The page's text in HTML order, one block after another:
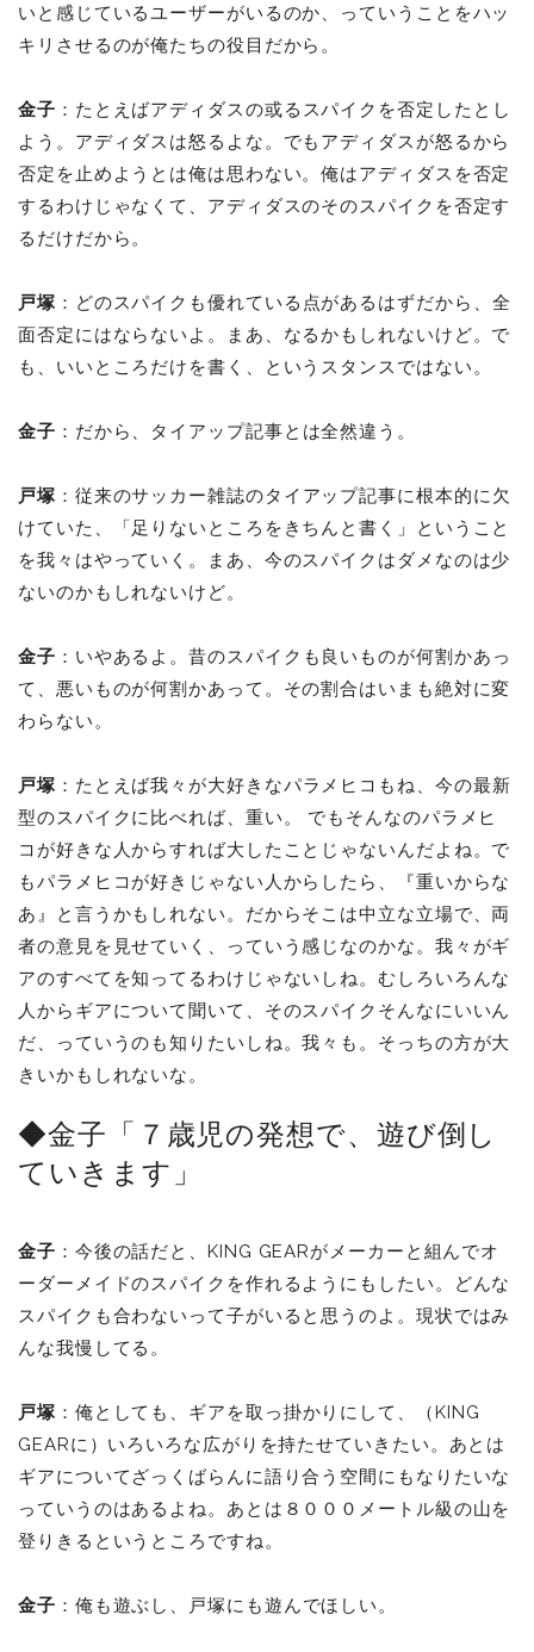
いと感じているユーザーがいるのか、っていうことをハッ
キリさせるのが俺たちの役目だから。
金子 ：たとえばアディダスの或るスパイクを否定したとし
よう。アディダスは怒るよな。でもアディダスが怒るから
否定を止めようとは俺は思わない。俺はアディダスを否定
するわけじゃなくて、アディダスのそのスパイクを否定す
るだけだから。
戸塚 ：どのスパイクも優れている点があるはずだから、全
面否定にはならないよ。まあ、なるかもしれないけど。で
も、いいところだけを書く、というスタンスではない。
金子 ：だから、タイアップ記事とは全然違う。
戸塚 ：従来のサッカー雑誌のタイアップ記事に根本的に欠
けていた、「足りないところをきちんと書く」ということ
を我々はやっていく。まあ、今のスパイクはダメなのは少
ないのかもしれないけど。
金子 ：いやあるよ。昔のスパイクも良いものが何割かあっ
て、悪いものが何割かあって。その割合はいまも絶対に変
わらない。
戸塚 ：たとえば我々が大好きなパラメヒコもね、今の最新
型のスパイクに比べれば、重い。 でもそんなのパラメヒ
コが好きな人からすれば大したことじゃないんだよね。で
もパラメヒコが好きじゃない人からしたら、『重いからな
あ』と言うかもしれない。だからそこは中立な立場で、両
者の意見を見せていく、っていう感じなのかな。我々がギ
アのすべてを知ってるわけじゃないしね。むしろいろんな
人からギアについて聞いて、そのスパイクそんなにいいん
だ、っていうのも知りたいしね。我々も。そっちの方が大
きいかもしれないな。
◆金子「７歳児の発想で、遊び倒し
ていきます」
金子 ：今後の話だと、KING GEARがメーカーと組んでオ
ーダーメイドのスパイクを作れるようにもしたい。どんな
スパイクも合わないって子がいると思うのよ。現状ではみ
んな我慢してる。
戸塚 ：俺としても、ギアを取っ掛かりにして、（KING
GEARに）いろいろな広がりを持たせていきたい。あとは
ギアについてざっくばらんに語り合う空間にもなりたいな
っていうのはあるよね。あとは８０００メートル級の山を
登りきるというところですね。
金子 ：俺も遊ぶし、戸塚にも遊んでほしい。